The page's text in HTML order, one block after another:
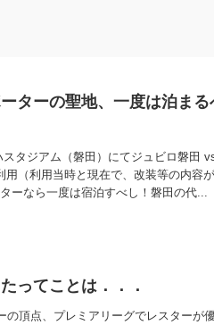
ターの聖地、一度は泊ま
タジアム（磐田）にてジュビロ磐田
用（利用当時と現在で、改装等の内容
ーなら一度は宿泊すべし！磐田の代...
ってことは．．．
頂点、プレミアリーグでレスターが